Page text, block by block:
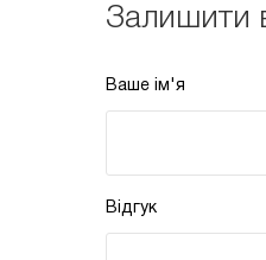
Залишити
Ваше ім'я
Відгук